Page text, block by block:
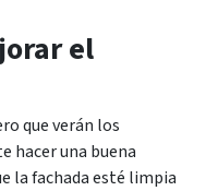
el
que verán los
hacer una buena
la fachada esté limpia